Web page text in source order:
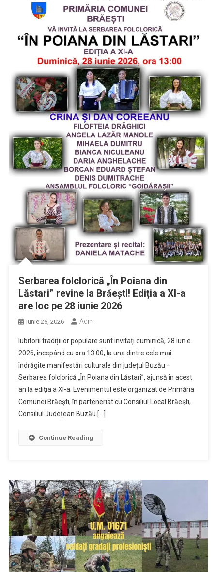
Serbarea folclorică „În Poiana din
Lăstari” revine la Brăești! Ediția a XI-a
are loc pe 28 iunie 2026
Iunie 26, 2026 Adm
Iubitorii tradițiilor populare sunt invitați duminică, 28 iunie
2026, începând cu ora 13:00, la una dintre cele mai
îndrăgite manifestări culturale din județul Buzău –
Serbarea folclorică „În Poiana din Lăstari”, ajunsă în acest
an la ediția a XI-a. Evenimentul este organizat de Primăria
Comunei Brăești, în parteneriat cu Consiliul Local Brăești,
Consiliul Județean Buzău […]
Continue Reading